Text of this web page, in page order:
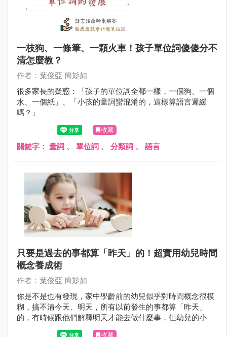
一枝狗、一條筆、一顆火車！孩子單位詞傻傻分不
清怎麼教？
作者：葉俊亞 簡彣如
很多家長的疑惑：「孩子的單位詞全都一樣，一個狗、一個
水、一個紙」、「小孩的量詞蠻混淆的，這樣算語言遲緩
嗎？」
收藏
關鍵字： 量詞 、 單位詞 、 分類詞 、 語言
只要是過去的事都算「昨天」的！超實用幼兒時間
概念養成術
作者：葉俊亞 簡彣如
你是不是也有發現，家中學齡前的幼兒似乎對時間概念很模
糊，搞不清今天、明天，所有以前發生的事都算「昨天」
的，有時候跟他們解釋明天才能去做什麼事，但幼兒的小腦
袋裡還是搞不清楚「明天」的概念，隔沒一下子，就來重複
收藏